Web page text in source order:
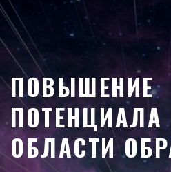
ПОВЫШЕНИЕ
ПОТЕНЦИАЛА
ОБЛАСТИ
ДОСТУПНЫЕ
ПРОГРАММЫ